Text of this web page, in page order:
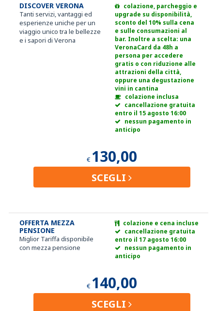
DISCOVER VERONA
Tanti servizi, vantaggi ed
esperienze uniche per un
viaggio unico tra le bellezze
e i sapori di Verona
colazione, parcheggio e
upgrade su disponibilità,
sconto del 10% sulla cena
e sulle consumazioni al
bar. Inoltre a scelta: una
VeronaCard da 48h a
persona per accedere
gratis o con riduzione alle
attrazioni della città,
oppure una degustazione
vini in cantina
colazione inclusa
cancellazione gratuita
entro il 15 agosto 16:00
nessun pagamento in
anticipo
€ 130,00
SCEGLI
OFFERTA MEZZA
PENSIONE
Miglior Tariffa disponibile
con mezza pensione
colazione e cena incluse
cancellazione gratuita
entro il 17 agosto 16:00
nessun pagamento in
anticipo
€ 140,00
SCEGLI